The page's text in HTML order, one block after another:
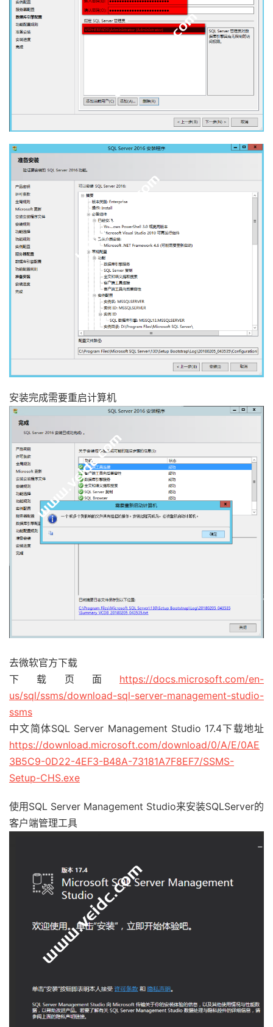
安装完成需要重启计算机
去微软官方下载
下载页面 https://docs.microsoft.com/en-
us/sql/ssms/download-sql-server-management-studio-
ssms
中文简体SQL Server Management Studio 17.4下载地址
https://download.microsoft.com/download/0/A/E/0AE
3B5C9-0D22-4EF3-B48A-73181A7F8EF7/SSMS-
Setup-CHS.exe
使用SQL Server Management Studio来安装SQLServer的
客户端管理工具